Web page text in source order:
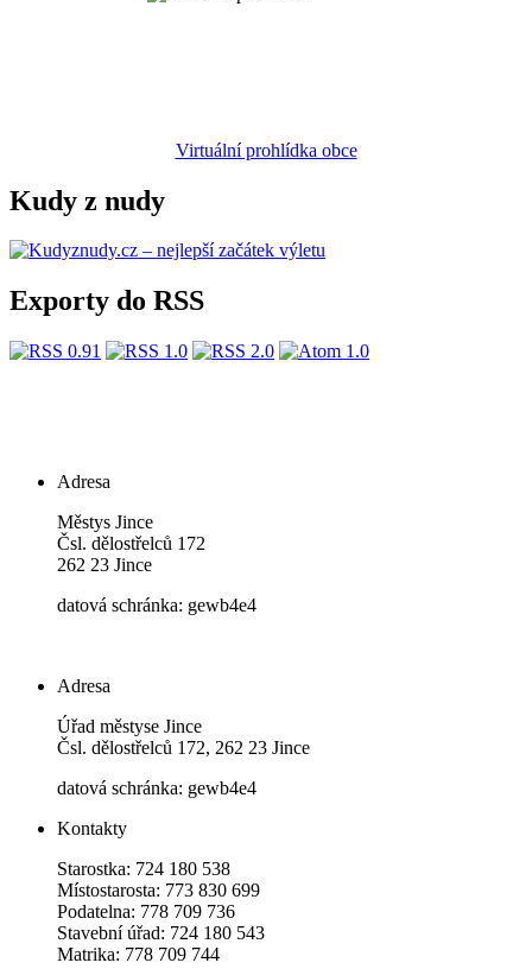
Virtuální prohlídka obce
Kudy z nudy
Exporty do RSS
Adresa
Městys Jince
Čsl. dělostřelců 172
262 23 Jince
datová schránka: gewb4e4
Adresa
Úřad městyse Jince
Čsl. dělostřelců 172, 262 23 Jince
datová schránka: gewb4e4
Kontakty
Starostka: 724 180 538
Místostarosta: 773 830 699
Podatelna: 778 709 736
Stavební úřad: 724 180 543
Matrika: 778 709 744